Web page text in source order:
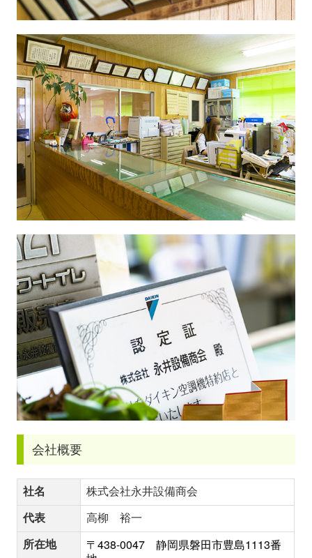
会社概要
社名 株式会社永井設備商会
代表 高柳 裕一
所在地
〒438-0047　静岡県磐田市豊島1113番